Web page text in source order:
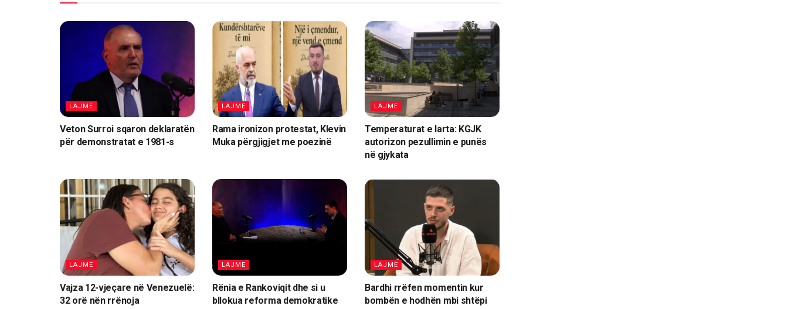
LAJME
Veton Surroi sqaron deklaratën
për demonstratat e 1981-s
LAJME
Rama ironizon protestat, Klevin
Muka përgjigjet me poezinë
LAJME
Temperaturat e larta: KGJK
autorizon pezullimin e punës
në gjykata
LAJME
Vajza 12-vjeçare në Venezuelë:
32 orë nën rrënoja
LAJME
Rënia e Rankoviqit dhe si u
bllokua reforma demokratike
LAJME
Bardhi rrëfen momentin kur
bombën e hodhën mbi shtëpi